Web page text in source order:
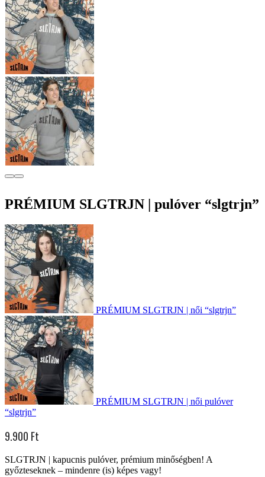
PRÉMIUM SLGTRJN | pulóver “slgtrjn”
PRÉMIUM SLGTRJN | női “slgtrjn”
PRÉMIUM SLGTRJN | női pulóver
“slgtrjn”
9.900 Ft
SLGTRJN | kapucnis pulóver, prémium minőségben! A
győzteseknek – mindenre (is) képes vagy!